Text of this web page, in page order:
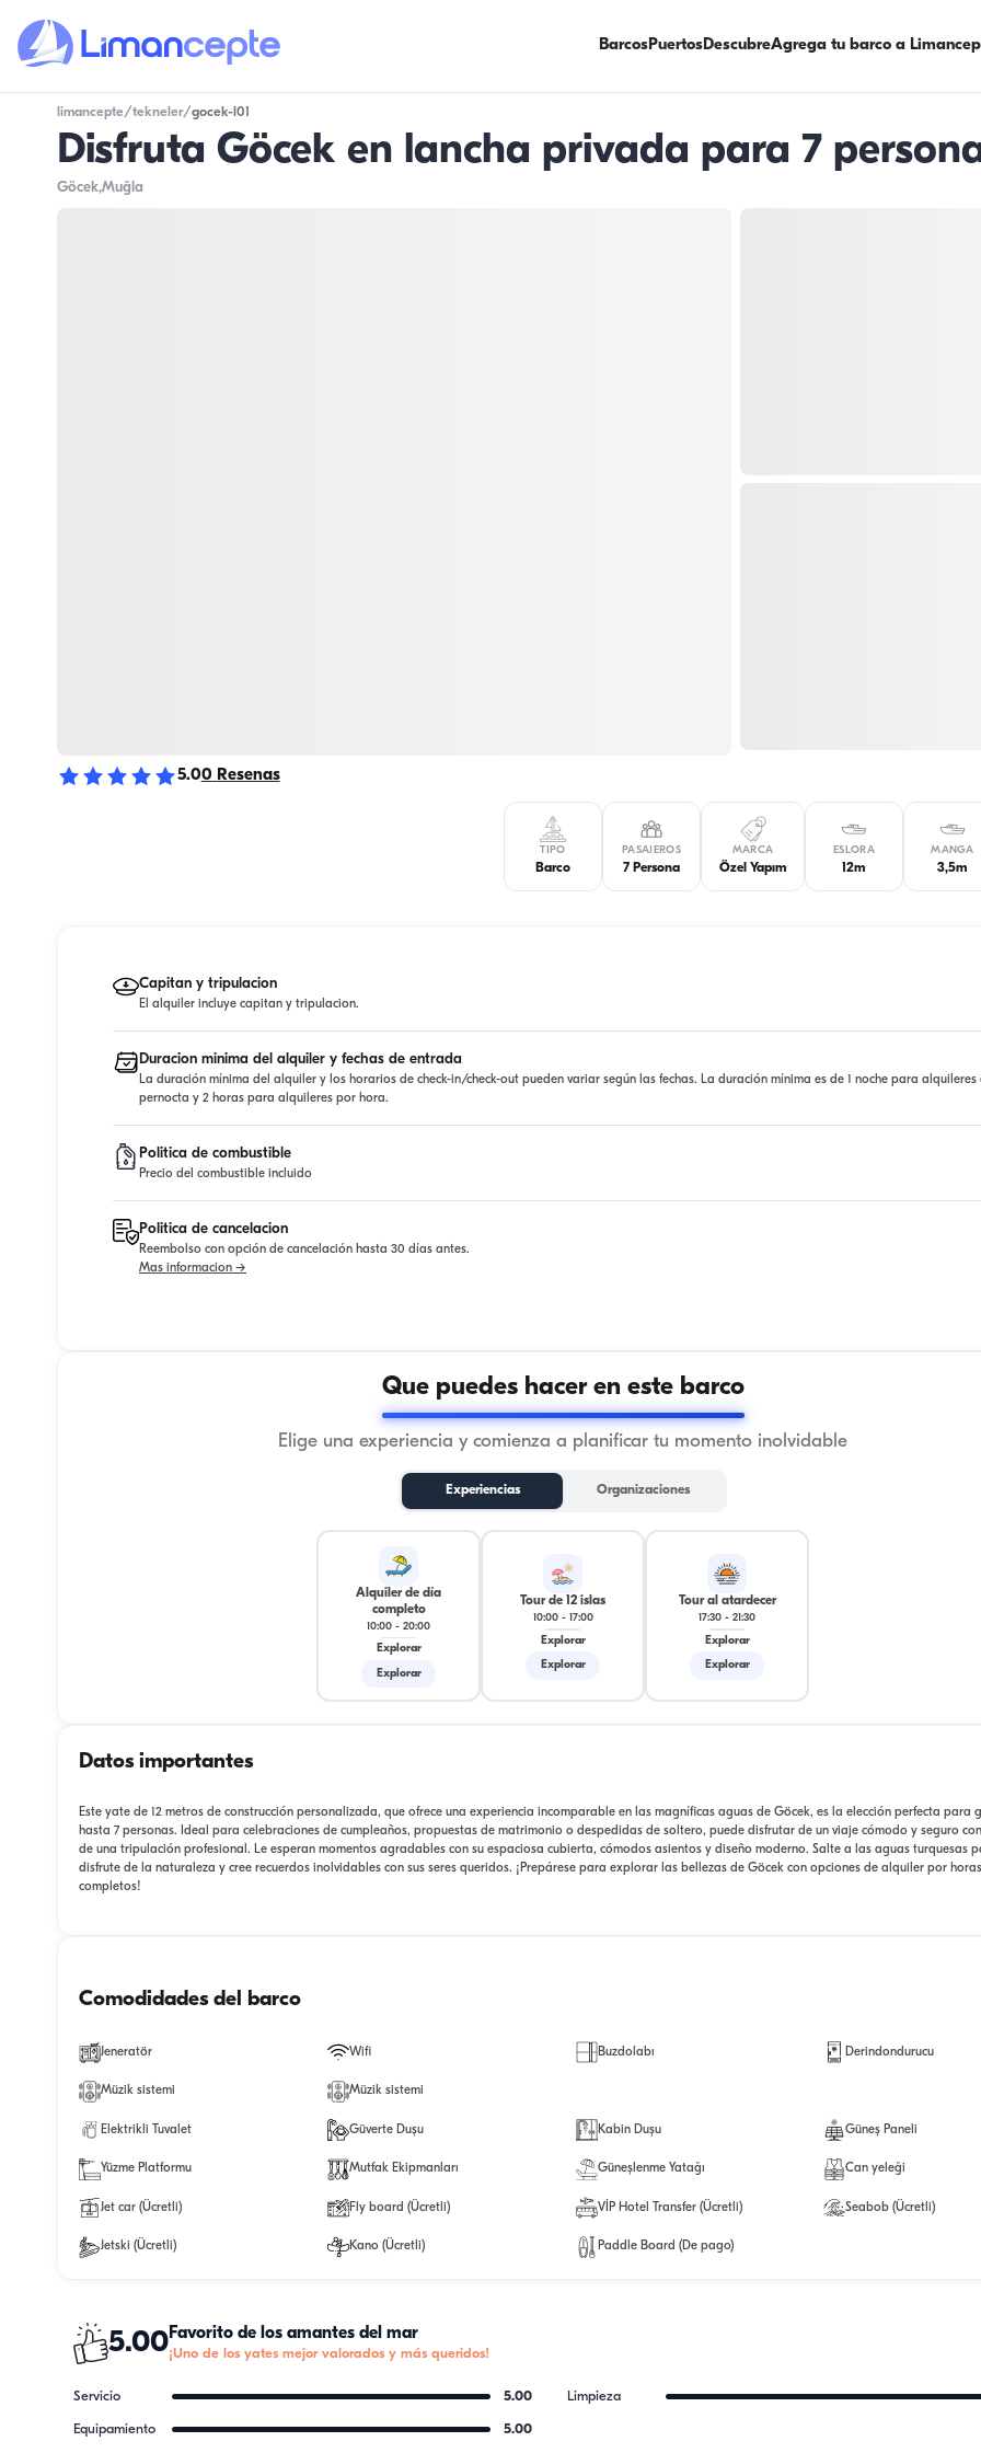
BarcosPuertosDescubreAgrega tu barco a
limancepte/tekneler/gocek-l01
Disfruta Göcek en lancha privada para 7
Göcek,Muğla
5.00 Resenas
TIPO
Barco
PASAJEROS
7 Persona
MARCA
Özel Yapım
ESLORA
12m
MANGA
3,5m
Capitan y tripulacion
El alquiler incluye capitan y tripulacion.
Duracion minima del alquiler y fechas de entrada
La duración mínima del alquiler y los horarios de check-in/check-out pueden variar según las fechas. La duración mínima es de 1 noche para alquileres
pernocta y 2 horas para alquileres por hora.
Politica de combustible
Precio del combustible incluido
Politica de cancelacion
Reembolso con opción de cancelación hasta 30 días antes.
Mas informacion →
Que puedes hacer en este barco
Elige una experiencia y comienza a planificar tu momento inolvidable
Experiencias Organizaciones
Alquiler de día
completo
10:00 - 20:00
Explorar
Explorar
Tour de 12 islas
10:00- 17:00
Explorar
Explorar
Tour al atardecer
17:30 - 21:30
Explorar
Explorar
Datos importantes
Este yate de 12 metros de construcción personalizada, que ofrece una experiencia incomparable en las magníficas aguas de Göcek, es la elección perfecta para
hasta 7 personas. Ideal para celebraciones de cumpleaños, propuestas de matrimonio o despedidas de soltero, puede disfrutar de un viaje cómodo y seguro
de una tripulación profesional. Le esperan momentos agradables con su espaciosa cubierta, cómodos asientos y diseño moderno. Salte a las aguas turquesas
disfrute de la naturaleza y cree recuerdos inolvidables con sus seres queridos. ¡Prepárese para explorar las bellezas de Göcek con opciones de alquiler por
completos!
Comodidades del barco
Jeneratör Wifi Buzdolabı Derindondurucu
Müzik sistemi Müzik sistemi
Elektrikli Tuvalet Güverte Duşu Kabin Duşu Güneş Paneli
Yüzme Platformu Mutfak Ekipmanları Güneşlenme Yatağı Can yeleği
Jet car (Ücretli) Fly board (Ücretli) VİP Hotel Transfer (Ücretli) Seabob (Ücretli)
Jetski (Ücretli) Kano (Ücretli) Paddle Board (De pago)
5.00Favorito de los amantes del mar
¡Uno de los yates mejor valorados y más queridos!
Servicio 5.00 Limpieza
Equipamiento 5.00